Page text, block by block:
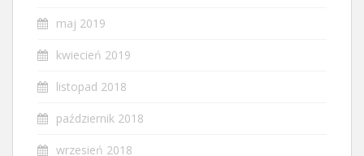
maj 2019
kwiecień 2019
listopad 2018
październik 2018
wrzesień 2018